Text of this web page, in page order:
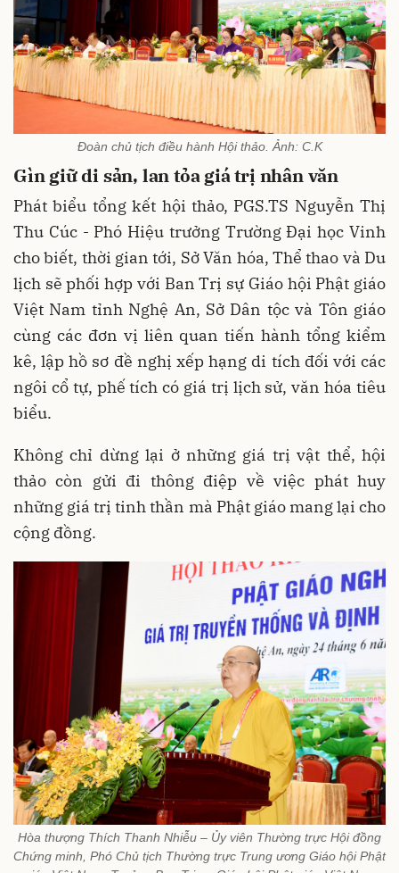
Đoàn chủ tịch điều hành Hội thảo. Ảnh: C.K
Gìn giữ di sản, lan tỏa giá trị nhân văn
Phát biểu tổng kết hội thảo, PGS.TS Nguyễn Thị
Thu Cúc - Phó Hiệu trưởng Trường Đại học Vinh
cho biết, thời gian tới, Sở Văn hóa, Thể thao và Du
lịch sẽ phối hợp với Ban Trị sự Giáo hội Phật giáo
Việt Nam tỉnh Nghệ An, Sở Dân tộc và Tôn giáo
cùng các đơn vị liên quan tiến hành tổng kiểm
kê, lập hồ sơ đề nghị xếp hạng di tích đối với các
ngôi cổ tự, phế tích có giá trị lịch sử, văn hóa tiêu
biểu.
Không chỉ dừng lại ở những giá trị vật thể, hội
thảo còn gửi đi thông điệp về việc phát huy
những giá trị tinh thần mà Phật giáo mang lại cho
cộng đồng.
Hòa thượng Thích Thanh Nhiễu – Ủy viên Thường trực Hội đồng
Chứng minh, Phó Chủ tịch Thường trực Trung ương Giáo hội Phật